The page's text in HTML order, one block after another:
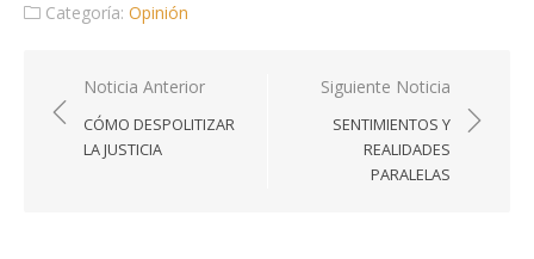
Categoría: Opinión
Navegación
de
entradas
Noticia Anterior
CÓMO DESPOLITIZAR
LA JUSTICIA
Siguiente Noticia
SENTIMIENTOS Y
REALIDADES
PARALELAS